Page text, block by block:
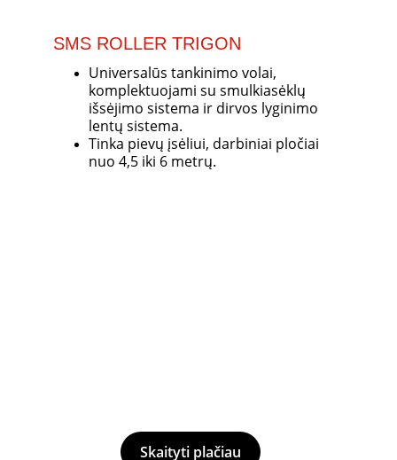
SMS ROLLER TRIGON
Universalūs tankinimo volai,
komplektuojami su smulkiasėklų
išsėjimo sistema ir dirvos lyginimo
lentų sistema.
Tinka pievų įsėliui, darbiniai pločiai
nuo 4,5 iki 6 metrų.
Skaityti plačiau